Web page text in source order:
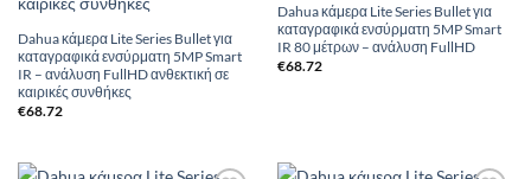
Dahua κάμερα Lite Series Bullet για
καταγραφικά ενσύρματη 5MP Smart
IR – ανάλυση FullHD ανθεκτική σε
καιρικές συνθήκες
€68.72
Dahua κάμερα Lite Series Bullet για
καταγραφικά ενσύρματη 5MP Smart
IR 80 μέτρων – ανάλυση FullHD
€68.72